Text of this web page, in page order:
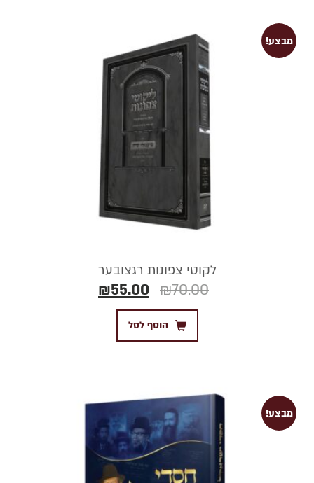
מבצע!
לקוטי צפונות רגצובער
₪70.00
₪55.00
הוסף לסל
מבצע!